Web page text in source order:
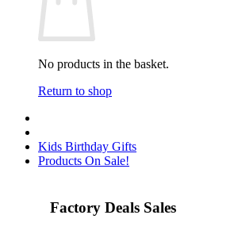
No products in the basket.
Return to shop
Kids Birthday Gifts
Products On Sale!
Factory Deals Sales